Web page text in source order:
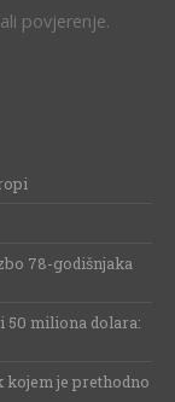
povjerenje.
78-godišnjaka
50 miliona dolara:
kojem je prethodno